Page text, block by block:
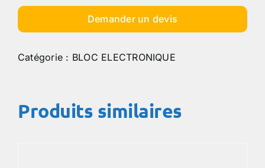
Demander un devis
Catégorie : BLOC ELECTRONIQUE
Produits similaires